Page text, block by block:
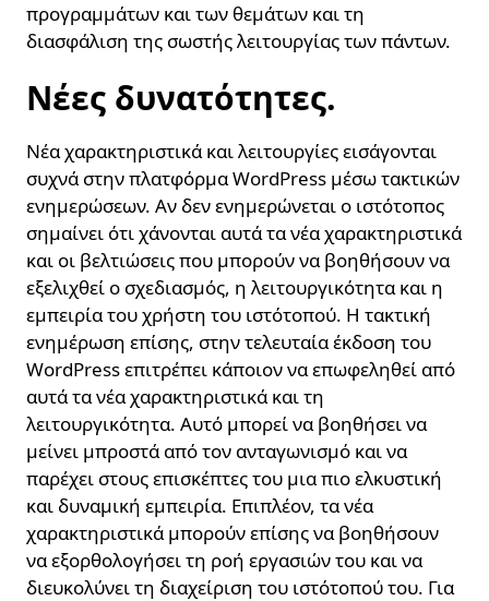
προγραμμάτων και των θεμάτων και τη
διασφάλιση της σωστής λειτουργίας των πάντων.
Νέες δυνατότητες.
Νέα χαρακτηριστικά και λειτουργίες εισάγονται
συχνά στην πλατφόρμα WordPress μέσω τακτικών
ενημερώσεων. Αν δεν ενημερώνεται ο ιστότοπος
σημαίνει ότι χάνονται αυτά τα νέα χαρακτηριστικά
και οι βελτιώσεις που μπορούν να βοηθήσουν να
εξελιχθεί ο σχεδιασμός, η λειτουργικότητα και η
εμπειρία του χρήστη του ιστότοπού. Η τακτική
ενημέρωση επίσης, στην τελευταία έκδοση του
WordPress επιτρέπει κάποιον να επωφεληθεί από
αυτά τα νέα χαρακτηριστικά και τη
λειτουργικότητα. Αυτό μπορεί να βοηθήσει να
μείνει μπροστά από τον ανταγωνισμό και να
παρέχει στους επισκέπτες του μια πιο ελκυστική
και δυναμική εμπειρία. Επιπλέον, τα νέα
χαρακτηριστικά μπορούν επίσης να βοηθήσουν
να εξορθολογήσει τη ροή εργασιών του και να
διευκολύνει τη διαχείριση του ιστότοπού του. Για